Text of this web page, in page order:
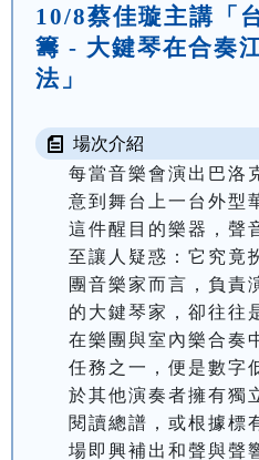
10/8蔡佳璇主講「
籌 - 大鍵琴在合奏
法」
場次介紹
每當音樂會演出巴洛
意到舞台上一台外型
這件醒目的樂器，聲
至讓人疑惑：它究竟
團音樂家而言，負責
的大鍵琴家，卻往往
在樂團與室內樂合奏
任務之一，便是數字
於其他演奏者擁有獨
閱讀總譜，或根據標
場即興補出和聲與聲